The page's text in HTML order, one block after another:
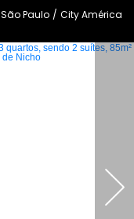
São Paulo / City América